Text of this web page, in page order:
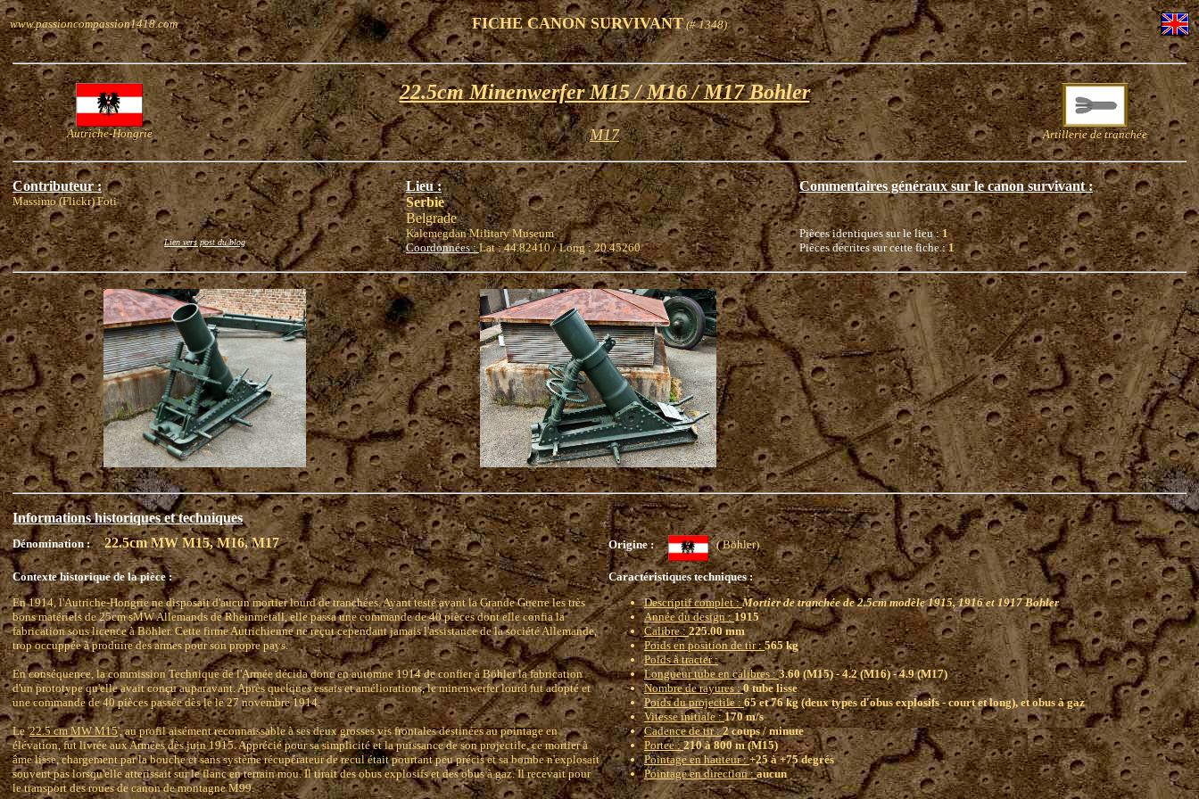
www.passioncompassion1418.com FICHE CANON SURVIVANT(# 1348)
Autriche-Hongrie
22.5cm Minenwerfer M15 / M16 / M17 Bohler
M17 Artillerie de tranchée
Contributeur :
Massimo (Flickr) Foti
Lien vers post du blog
Lieu :
Serbie
Belgrade
Kalemegdan Military Museum
Coordonnées :Lat : 44.82410 / Long : 20.45260
Commentaires généraux sur le canon survivant :
Pièces identiques sur le lieu :1
Pièces décrites sur cette fiche :1
Informations historiques et techniques
Dénomination : 22.5cm MW M15, M16, M17 Origine : ( Böhler)
Contexte historique de la pièce :
En 1914, l'Autriche-Hongrie ne disposait d'aucun mortier lourd de tranchées. Ayant testé avant la Grande Guerre les très
bons matériels de 25cm sMW Allemands de Rheinmetall, elle passa une commande de 40 pièces dont elle confia la
fabrication sous licence à Böhler. Cette firme Autrichienne ne reçut cependant jamais l'assistance de la société Allemande,
trop occuppée à produire des armes pour son propre pays.
En conséquence, la commission Technique de l'Armée décida donc en automne 1914 de confier à Böhler la fabrication
d'un prototype qu'elle avait conçu auparavant. Après quelques essais et améliorations, le minenwerfer lourd fut adopté et
une commande de 40 pièces passée dès le le 27 novembre 1914.
Le '22.5 cm MW M15', au profil aisément reconnaissable à ses deux grosses vis frontales destinées au pointage en
élévation, fut livrée aux Armées dès juin 1915. Apprécié pour sa simplicité et la puissance de son projectile, ce mortier à
âme lisse, chargement par la bouche et sans système récupérateur de recul était pourtant peu précis et sa bombe n'explosait
souvent pas lorsqu'elle atterissait sur le flanc en terrain mou. Il tirait des obus explosifs et des obus à gaz. Il recevait pour
le transport des roues de canon de montagne M99.
Caractéristiques techniques :
Descriptif complet :Mortier de tranchée de 2.5cm modèle 1915, 1916 et 1917 Bohler
Année du design :1915
Calibre :225.00 mm
Poids en position de tir :565 kg
Poids à tracter :
Longueur tube en calibres :3.60 (M15) - 4.2 (M16) - 4.9 (M17)
Nombre de rayures :0 tube lisse
Poids du projectile :65 et 76 kg (deux types d'obus explosifs - court et long), et obus à gaz
Vitesse initiale :170 m/s
Cadence de tir :2 coups / minute
Portee :210 à 800 m (M15)
Pointage en hauteur :+25 à +75 degrés
Pointage en direction :aucun